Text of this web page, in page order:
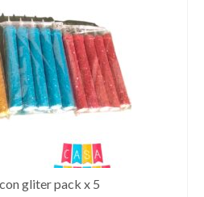
Las
opciones
se
pueden
elegir
en
la
producto
gliter pack x 5